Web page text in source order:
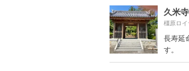
久米寺
橿原ロ
長寿延
す。